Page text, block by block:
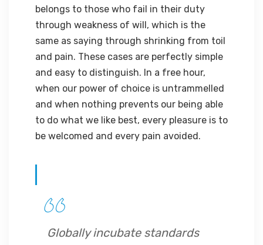
belongs to those who fail in their duty
through weakness of will, which is the
same as saying through shrinking from toil
and pain. These cases are perfectly simple
and easy to distinguish. In a free hour,
when our power of choice is untrammelled
and when nothing prevents our being able
to do what we like best, every pleasure is to
be welcomed and every pain avoided.
Globally incubate standards